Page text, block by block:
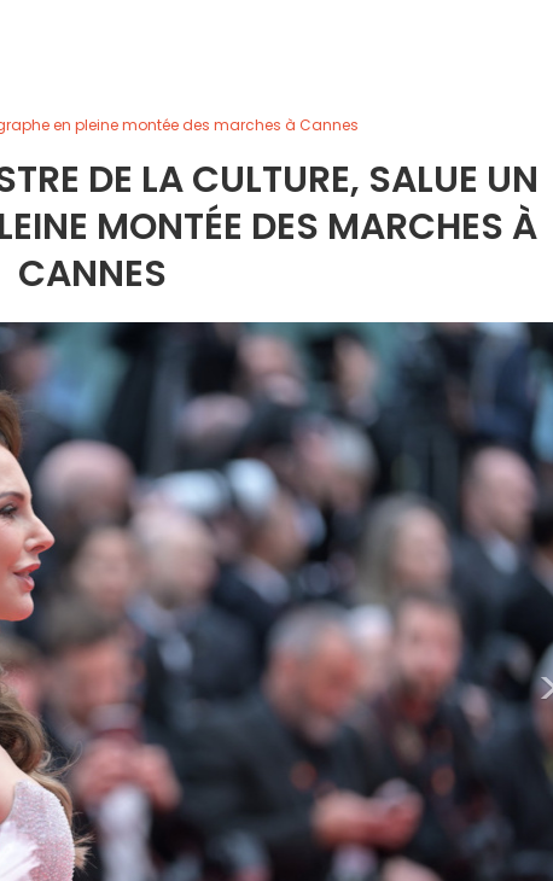
en pleine montée des marches à Cannes
DE LA CULTURE, SALUE UN
MONTÉE DES MARCHES À
CANNES